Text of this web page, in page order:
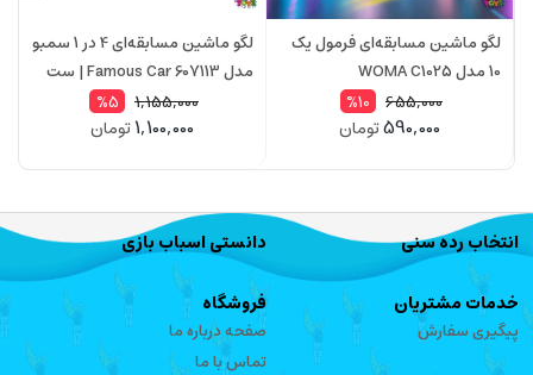
لگو ماشین مسابقه‌ای فرمول یک
10 مدل WOMA C1025
655,000
%10
590,000تومان
لگو ماشین مسابقه‌ای 4 در 1 سمبو
مدل Famous Car 607113 | ست
1,155,000
%5
1,100,000تومان
انتخاب رده سنی دانستی اسباب بازی
خدمات مشتریان
پیگیری سفارش
فروشگاه
صفحه درباره ما
تماس با ما